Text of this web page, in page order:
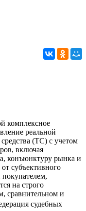
комплексное
реальной
(ТС) с учетом
включая
конъюнктуру рынка и
субъективного
на строго
сравнительном и
судебных